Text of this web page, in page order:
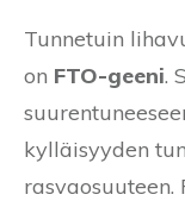
Tunnetuin
on FTO-geeni.
kylläisyyden